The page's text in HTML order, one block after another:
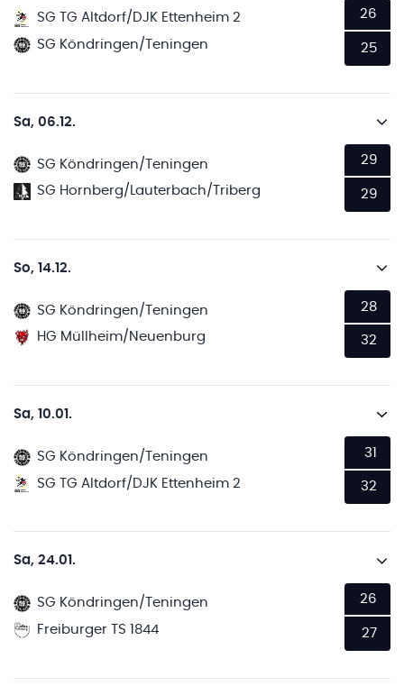
SG TG Altdorf/DJK Ettenheim 2
SG Köndringen/Teningen
26
25
Sa, 06.12.
SG Köndringen/Teningen
SG Hornberg/Lauterbach/Triberg
29
29
So, 14.12.
SG Köndringen/Teningen
HG Müllheim/Neuenburg
28
32
Sa, 10.01.
SG Köndringen/Teningen
SG TG Altdorf/DJK Ettenheim 2
31
32
Sa, 24.01.
SG Köndringen/Teningen
Freiburger TS 1844
26
27